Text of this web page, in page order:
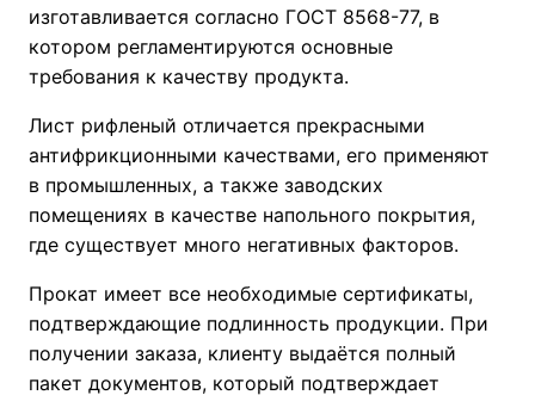
изготавливается согласно ГОСТ 8568-77, в
котором регламентируются основные
требования к качеству продукта.
Лист рифленый отличается прекрасными
антифрикционными качествами, его применяют
в промышленных, а также заводских
помещениях в качестве напольного покрытия,
где существует много негативных факторов.
Прокат имеет все необходимые сертификаты,
подтверждающие подлинность продукции. При
получении заказа, клиенту выдаётся полный
пакет документов, который подтверждает